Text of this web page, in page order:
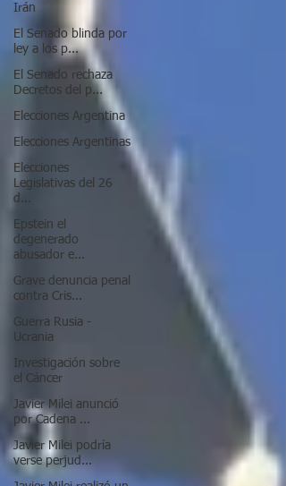
Irán
El Senado blinda por
ley a los p...
El Senado rechaza
Decretos del p...
Elecciones Argentina
Elecciones Argentinas
Elecciones
Legislativas del 26
d...
Epstein el
degenerado
abusador e...
Grave denuncia penal
contra Cris...
Guerra Rusia -
Ucrania
Investigación sobre
el Cáncer
Javier Milei anunció
por Cadena ...
Javier Milei podría
verse perjud...